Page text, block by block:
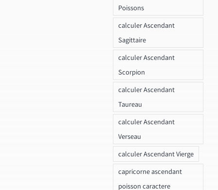
Poissons
calculer Ascendant
Sagittaire
calculer Ascendant
Scorpion
calculer Ascendant
Taureau
calculer Ascendant
Verseau
calculer Ascendant Vierge
capricorne ascendant
poisson caractere